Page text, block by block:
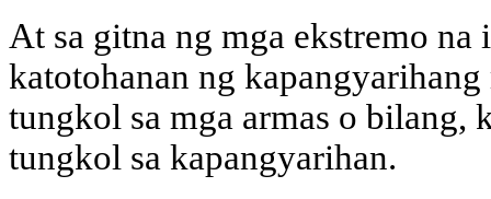
At sa gitna ng mga ekstremo na
katotohanan ng
tungkol sa mga armas o bilang,
tungkol sa kapangyarihan.